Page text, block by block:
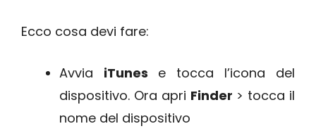
Ecco cosa devi fare:
Avvia iTunes e tocca l’icona del
dispositivo. Ora apri Finder > tocca il
nome del dispositivo